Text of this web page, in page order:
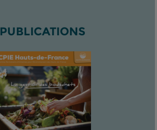
PUBLICATIONS